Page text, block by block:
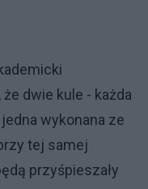
dwie kule - każda
wykonana ze
tej samej
przyśpieszały